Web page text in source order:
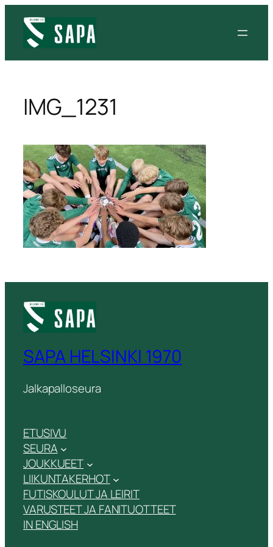
IMG_1231
SAPA HELSINKI 1970
Jalkapalloseura
ETUSIVU
SEURA
JOUKKUEET
LIIKUNTAKERHOT
FUTISKOULUT JA LEIRIT
VARUSTEET JA FANITUOTTEET
IN ENGLISH